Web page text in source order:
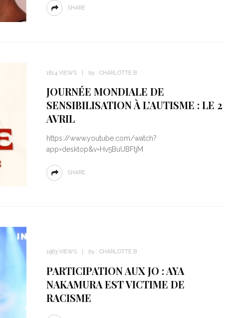
SHARE
1814 VIEWS by : CHARLOTTE B
JOURNÉE MONDIALE DE
SENSIBILISATION À L’AUTISME : LE 2
AVRIL
https://www.youtube.com/watch?
app=desktop&v=Hv5BuUBFtjM
SHARE
1963 VIEWS by : CHARLOTTE B
PARTICIPATION AUX JO : AYA
NAKAMURA EST VICTIME DE
RACISME